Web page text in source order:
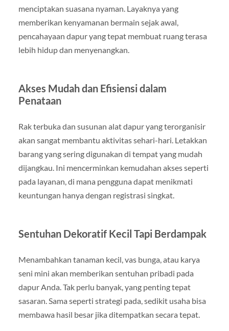
menciptakan suasana nyaman. Layaknya yang
memberikan kenyamanan bermain sejak awal,
pencahayaan dapur yang tepat membuat ruang terasa
lebih hidup dan menyenangkan.
Akses Mudah dan Efisiensi dalam
Penataan
Rak terbuka dan susunan alat dapur yang terorganisir
akan sangat membantu aktivitas sehari-hari. Letakkan
barang yang sering digunakan di tempat yang mudah
dijangkau. Ini mencerminkan kemudahan akses seperti
pada layanan, di mana pengguna dapat menikmati
keuntungan hanya dengan registrasi singkat.
Sentuhan Dekoratif Kecil Tapi Berdampak
Menambahkan tanaman kecil, vas bunga, atau karya
seni mini akan memberikan sentuhan pribadi pada
dapur Anda. Tak perlu banyak, yang penting tepat
sasaran. Sama seperti strategi pada, sedikit usaha bisa
membawa hasil besar jika ditempatkan secara tepat.